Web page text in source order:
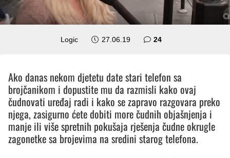
Logic 27.06.19 24komentara
Ako danas nekom djetetu date stari telefon sa
brojčanikom i dopustite mu da razmisli kako ovaj
čudnovati uređaj radi i kako se zapravo razgovara preko
njega, zasigurno ćete dobiti more čudnih objašnjenja i
manje ili više spretnih pokušaja rješenja čudne okrugle
zagonetke sa brojevima na sredini starog telefona.